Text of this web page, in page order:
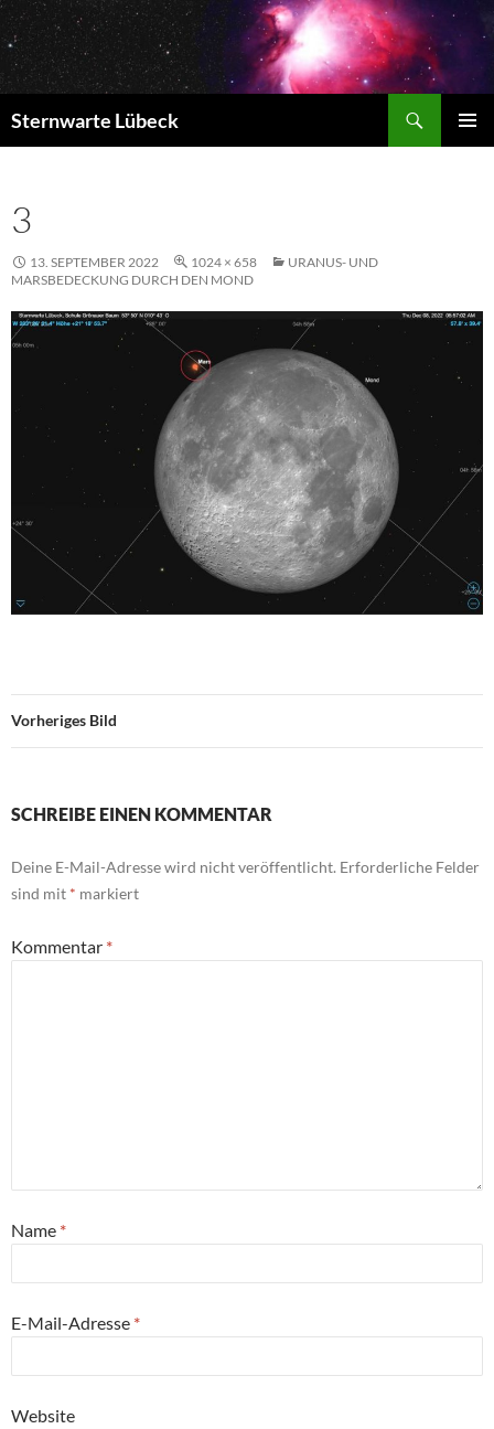
Zum
Inhalt
springen
Sternwarte Lübeck
3
13. SEPTEMBER 2022 1024 × 658
URANUS- UND
MARSBEDECKUNG DURCH DEN MOND
Vorheriges Bild
SCHREIBE EINEN KOMMENTAR
Deine E-Mail-Adresse wird nicht veröffentlicht. Erforderliche Felder
sind mit * markiert
Kommentar *
Name *
E-Mail-Adresse *
Website